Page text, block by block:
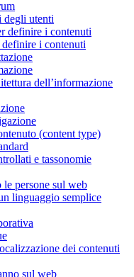
degli utenti
definire i contenuti
i contenuti
dell’informazione
(content type)
e tassonomie
persone sul web
linguaggio semplice
dei contenuti
sul web